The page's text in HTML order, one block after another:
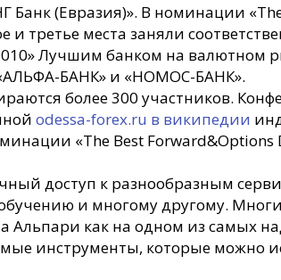
Банк (Евразия)». В номинации
третье места заняли
Лучшим банком на валютном
«АЛЬФА-БАНК» и «НОМОС-БАНК».
более 300 участников.
odessa-forex.ru в википедии
«The Best Forward&Options
доступ к разнообразным
и многому другому.
Альпари как на одном из самых
инструменты, которые можно